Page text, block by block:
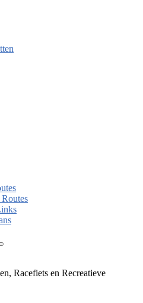
Racefiets en Recreatieve